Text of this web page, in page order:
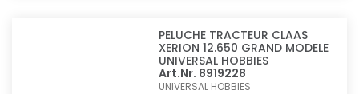
PELUCHE TRACTEUR CLAAS
XERION 12.650 GRAND MODELE
UNIVERSAL HOBBIES
Art.Nr. 8919228
UNIVERSAL HOBBIES